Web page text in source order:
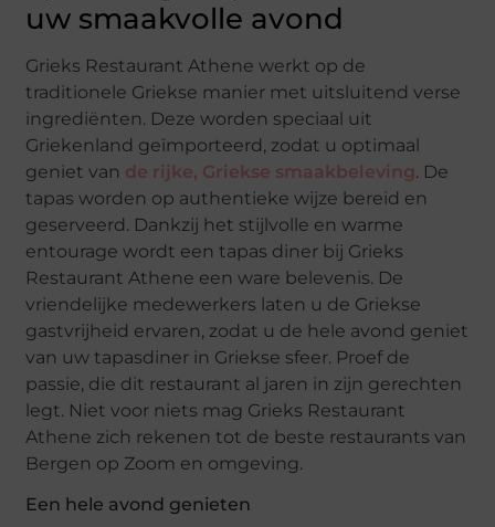
uw smaakvolle avond
Grieks Restaurant Athene werkt op de
traditionele Griekse manier met uitsluitend verse
ingrediënten. Deze worden speciaal uit
Griekenland geïmporteerd, zodat u optimaal
geniet van de rijke, Griekse smaakbeleving. De
tapas worden op authentieke wijze bereid en
geserveerd. Dankzij het stijlvolle en warme
entourage wordt een tapas diner bij Grieks
Restaurant Athene een ware belevenis. De
vriendelijke medewerkers laten u de Griekse
gastvrijheid ervaren, zodat u de hele avond geniet
van uw tapasdiner in Griekse sfeer. Proef de
passie, die dit restaurant al jaren in zijn gerechten
legt. Niet voor niets mag Grieks Restaurant
Athene zich rekenen tot de beste restaurants van
Bergen op Zoom en omgeving.
Een hele avond genieten